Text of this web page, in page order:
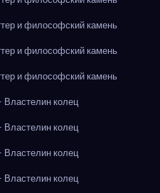
и философский камень
и философский камень
и философский камень
колец
колец
колец
колец